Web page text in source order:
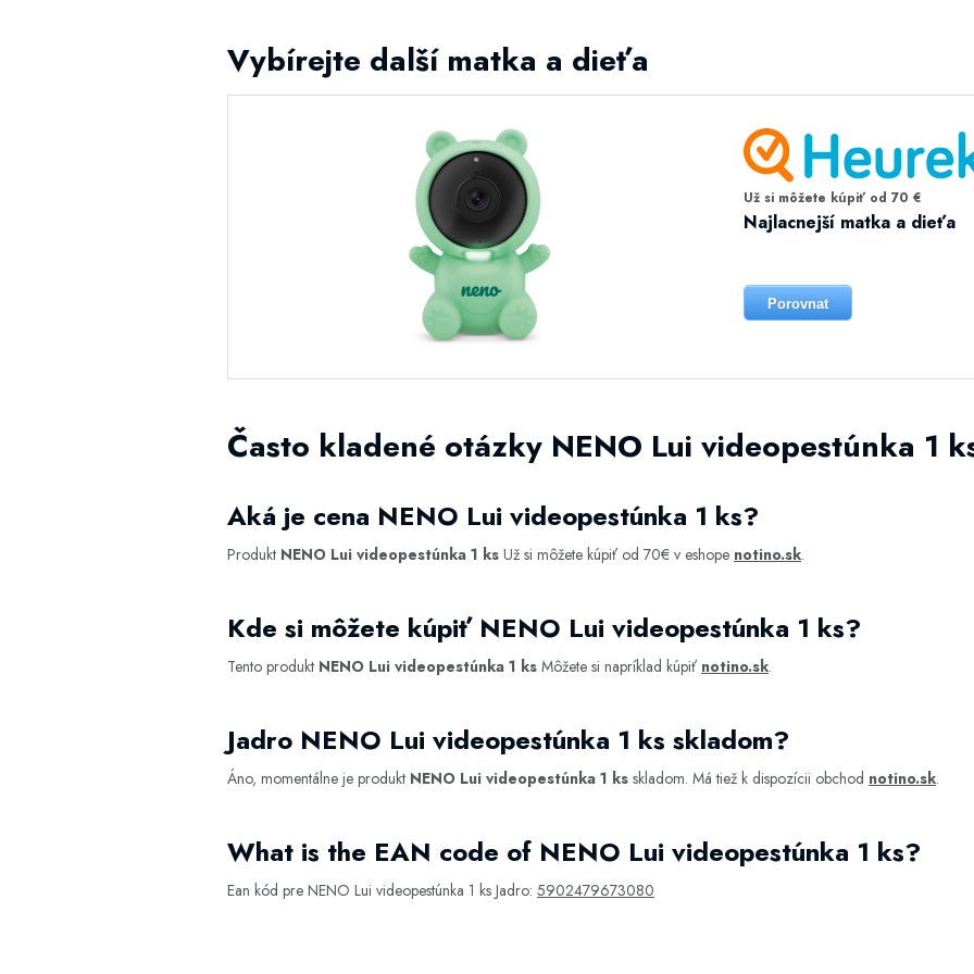
Vybírejte další matka a dieťa
Už si môžete kúpiť od 70 €
Najlacnejší matka a dieťa
Porovnat
Často kladené otázky NENO Lui videopestúnka 1
Aká je cena NENO Lui videopestúnka 1 ks?
Produkt NENO Lui videopestúnka 1 ks Už si môžete kúpiť od 70€ v eshope notino.sk.
Kde si môžete kúpiť NENO Lui videopestúnka 1 ks?
Tento produkt NENO Lui videopestúnka 1 ks Môžete si napríklad kúpiť notino.sk.
Jadro NENO Lui videopestúnka 1 ks skladom?
Áno, momentálne je produkt NENO Lui videopestúnka 1 ks skladom. Má tiež k dispozícii obchod notino.sk.
What is the EAN code of NENO Lui videopestúnka 1 ks?
Ean kód pre NENO Lui videopestúnka 1 ks Jadro: 5902479673080